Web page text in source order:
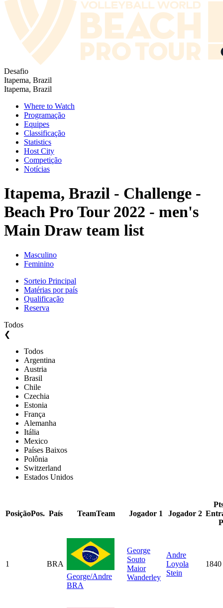
Desafio
Itapema, Brazil
Itapema, Brazil
Where to Watch
Programação
Equipes
Classificação
Statistics
Host City
Competição
Notícias
Itapema, Brazil - Challenge -
Beach Pro Tour 2022 - men's
Main Draw team list
Masculino
Feminino
Sorteio Principal
Matérias por país
Qualificação
Reserva
Todos
❮
Todos
Argentina
Austria
Brasil
Chile
Czechia
Estonia
França
Alemanha
Itália
Mexico
Países Baixos
Polônia
Switzerland
Estados Unidos
PosiçãoPos. País TeamTeam Jogador 1 Jogador 2
1
BRA
George/Andre
BRA
George
Souto
Maior
Wanderley
Andre
Loyola
Stein
1840